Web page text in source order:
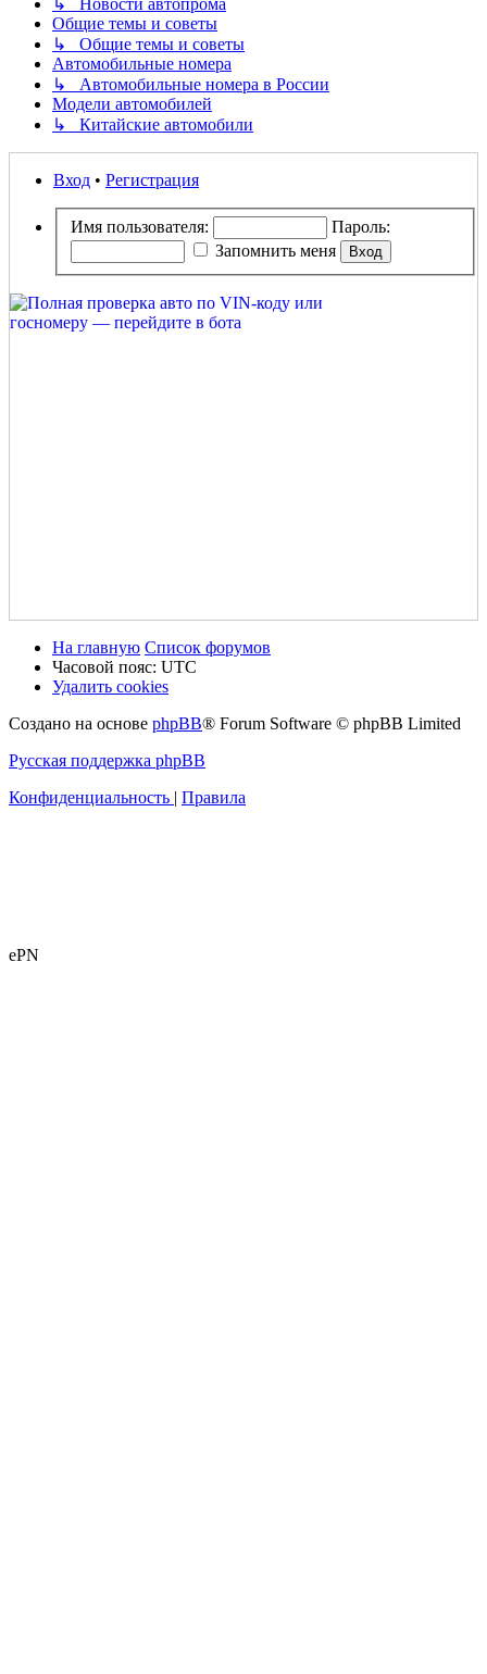
↳ Новости автопрома
Общие темы и советы
↳ Общие темы и советы
Автомобильные номера
↳ Автомобильные номера в России
Модели автомобилей
↳ Китайские автомобили
Вход • Регистрация
Имя пользователя:
Пароль:
Запомнить меня
На главную Список форумов
Часовой пояс: UTC
Удалить cookies
Создано на основе phpBB® Forum Software © phpBB Limited
Русская поддержка phpBB
Конфиденциальность | Правила
ePN